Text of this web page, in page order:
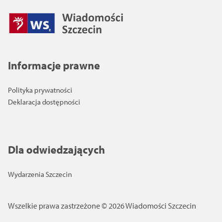
Informacje prawne
Polityka prywatności
Deklaracja dostępności
Dla odwiedzających
Wydarzenia Szczecin
Wszelkie prawa zastrzeżone © 2026 Wiadomości Szczecin